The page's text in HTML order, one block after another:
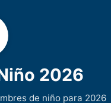
2026
de niño para 2026